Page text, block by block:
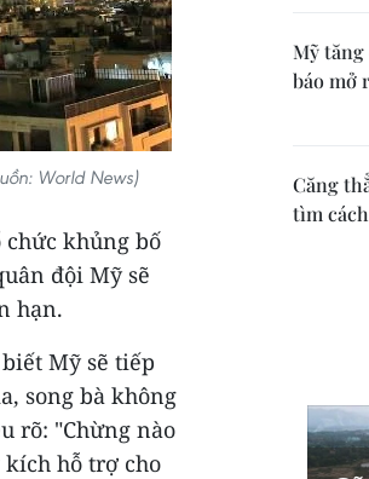
World News)
khủng bố
đội Mỹ sẽ
hạn.
Mỹ sẽ tiếp
song bà không
rõ: "Chừng nào
hỗ trợ cho
Mỹ
báo mở
Căng
tìm